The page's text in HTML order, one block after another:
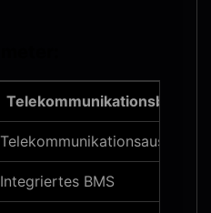
Integriertes BMS